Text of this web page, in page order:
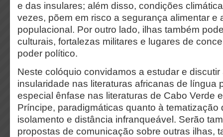
e das insulares; além disso, condições
vezes, põem em risco a segurança alimentar e
populacional. Por outro lado, ilhas também
culturais, fortalezas militares e lugares de
poder político.
Neste colóquio convidamos a estudar e
insularidade nas literaturas africanas de língua
especial ênfase nas literaturas de Cabo Verde
Príncipe, paradigmáticas quanto à tematização
isolamento e distância infranqueável. Serão
propostas de comunicação sobre outras ilhas,